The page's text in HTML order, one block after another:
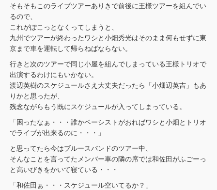
そもそもこのライブツアーありきで前後に王様ツアーを組んでい
るので、
これがぽこっとなくってしまうと、
九州でツアーが終わったワシと小畑秀光はそのまま何もせずに東
京まで車を運転して帰らねばならない。
行きと次のツアーで同じ小屋を組んでしまっている王様トリオで
出演するわけにもいかない。
渡辺英樹のスケジュールさえ大丈夫だったら「小畑辺英吉」もあ
りかと思ったが、
残念ながらもう既にスケジュールが入ってしまっている。
「困ったなぁ・・・誰かベーシストがおればワシと小畑とトリオ
でライブが出来るのに・・・」
と思ってたら今はブルースバンドのツアー中、
そんなことを言ってたメンバー車の隣の席では和佐田がふごーっ
と高いびきをかいて寝ている・・・
「和佐田ぁ・・・スケジュール空いてるか？」